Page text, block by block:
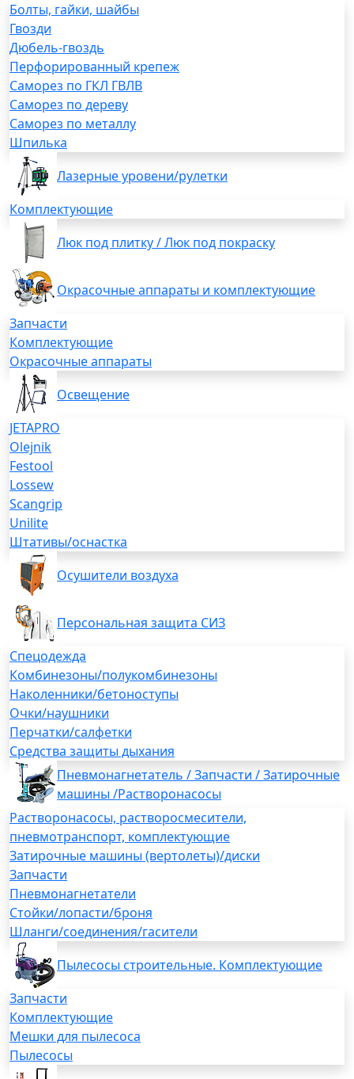
Болты, гайки, шайбы
Гвозди
Дюбель-гвоздь
Перфорированный крепеж
Саморез по ГКЛ ГВЛВ
Саморез по дереву
Саморез по металлу
Шпилька
Лазерные уровени/рулетки
Комплектующие
Люк под плитку / Люк под покраску
Окрасочные аппараты и комплектующие
Запчасти
Комплектующие
Окрасочные аппараты
Освещение
JETAPRO
Olejnik
Festool
Lossew
Scangrip
Unilite
Штативы/оснастка
Осушители воздуха
Персональная защита СИЗ
Спецодежда
Комбинезоны/полукомбинезоны
Наколенники/бетоноступы
Очки/наушники
Перчатки/салфетки
Средства защиты дыхания
Пневмонагнетатель / Запчасти / Затирочные
машины /Растворонасосы
Растворонасосы, растворосмесители,
пневмотранспорт, комплектующие
Затирочные машины (вертолеты)/диски
Запчасти
Пневмонагнетатели
Стойки/лопасти/броня
Шланги/соединения/гасители
Пылесосы строительные. Комплектующие
Запчасти
Комплектующие
Мешки для пылесоса
Пылесосы